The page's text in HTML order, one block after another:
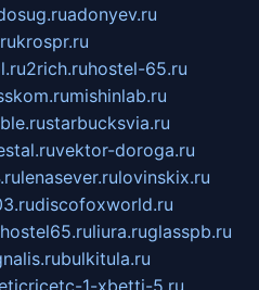
adonyev.ru
krospr.ru
2rich.ruhostel-65.ru
mishinlab.ru
starbucksvia.ru
vektor-doroga.ru
lenasever.rulovinskix.ru
discofoxworld.ru
hostel65.ruliura.ruglasspb.ru
bulkitula.ru